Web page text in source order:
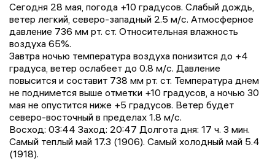
Сегодня 28 мая, погода +10 градусов. Слабый дождь,
ветер легкий, северо-западный 2.5 м/с. Атмосферное
давление 736 мм рт. ст. Относительная влажность
воздуха 65%.
Завтра ночью температура воздуха понизится до +4
градусa, ветер ослабеет до 0.8 м/с. Давление
повысится и составит 738 мм рт. ст. Температура днем
не поднимется выше отметки +10 градусов, a ночью 30
мая не опустится ниже +5 градусов. Ветер будет
северо-восточный в пределах 1.8 м/с.
Восход: 03:44 Заход: 20:47 Долгота дня: 17 ч. 3 мин.
Самый теплый май 17.3 (1906). Самый холодный май 5.4
(1918).